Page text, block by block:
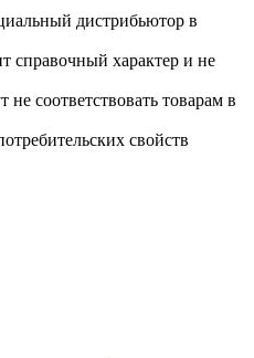
дистрибьютор в
справочный характер и не
соответствовать товарам в
свойств